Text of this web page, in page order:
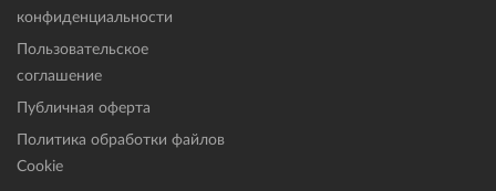
конфиденциальности
Пользовательское
соглашение
Публичная оферта
Политика обработки файлов
Cookie